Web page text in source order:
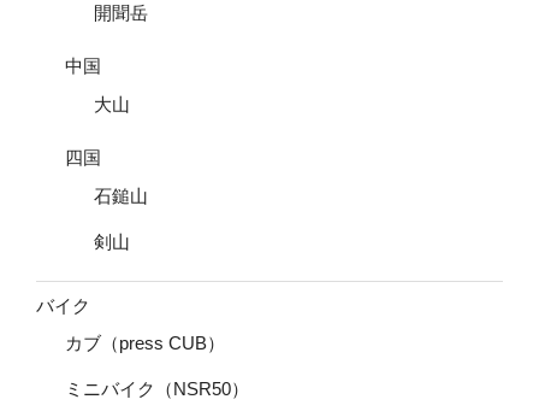
開聞岳
中国
大山
四国
石鎚山
剣山
バイク
カブ（press CUB）
ミニバイク（NSR50）